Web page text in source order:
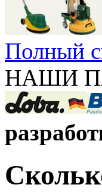
Полный
НАШИ